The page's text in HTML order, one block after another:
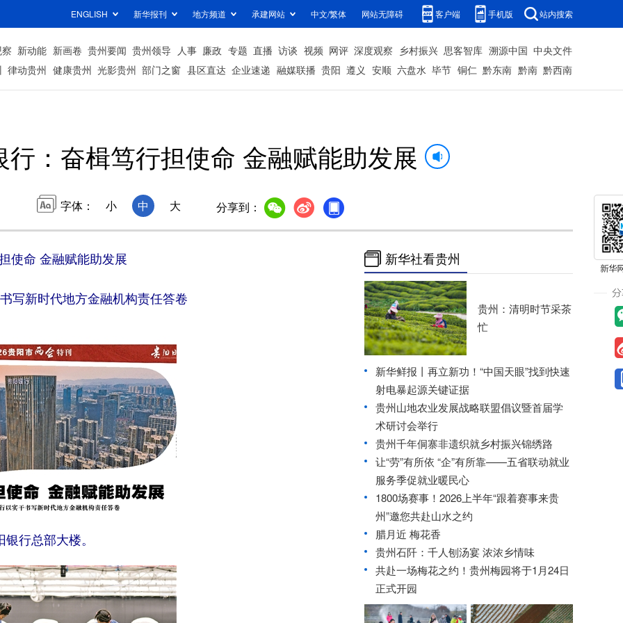
ENGLISH 新华报刊 地方频道 承建网站 中文/繁体 网站无障碍 客户端 手机版 站内搜索
新动能 新画卷 贵州要闻 贵州领导 人事 廉政 专题 直播 访谈 视频 网评 深度观察 乡村振兴 思客智库 溯源中国 中央文件
律动贵州 健康贵州 光影贵州 部门之窗 县区直达 企业速递 融媒联播 贵阳 遵义 安顺 六盘水 毕节 铜仁 黔东南 黔南 黔西南
行：奋楫笃行担使命 金融赋能助发展
字体： 小 中 大 分享到：
使命 金融赋能助发展
新时代地方金融机构责任答卷
银行总部大楼。
新华社看贵州
贵州：清明时节采茶
忙
新华鲜报丨再立新功！“中国天眼”找到快速
射电暴起源关键证据
贵州山地农业发展战略联盟倡议暨首届学
术研讨会举行
贵州千年侗寨非遗织就乡村振兴锦绣路
让“劳”有所依 “企”有所靠——五省联动就业
服务季促就业暖民心
1800场赛事！2026上半年“跟着赛事来贵
州”邀您共赴山水之约
腊月近 梅花香
贵州石阡：千人刨汤宴 浓浓乡情味
共赴一场梅花之约！贵州梅园将于1月24日
正式开园